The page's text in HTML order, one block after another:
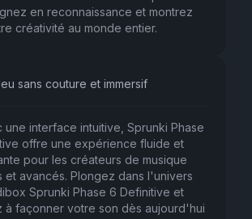
en reconnaissance et montrez
créativité au monde entier.
sans couture et immersif
une interface intuitive, Sprunki Phase
offre une expérience fluide et
pour les créateurs de musique
et avancés. Plongez dans l'univers
Sprunki Phase 6 Definitive et
à façonner votre son dès aujourd'hui